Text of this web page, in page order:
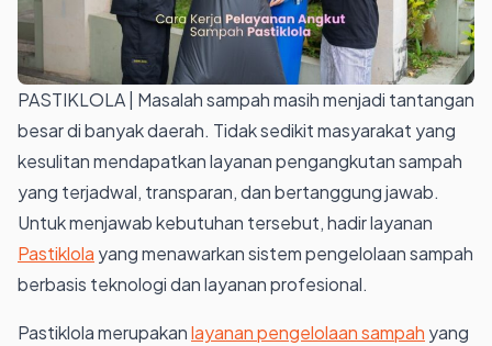
PASTIKLOLA | Masalah sampah masih menjadi tantangan
besar di banyak daerah. Tidak sedikit masyarakat yang
kesulitan mendapatkan layanan pengangkutan sampah
yang terjadwal, transparan, dan bertanggung jawab.
Untuk menjawab kebutuhan tersebut, hadir layanan
Pastiklola yang menawarkan sistem pengelolaan sampah
berbasis teknologi dan layanan profesional.
Pastiklola merupakanlayanan pengelolaan sampah yang